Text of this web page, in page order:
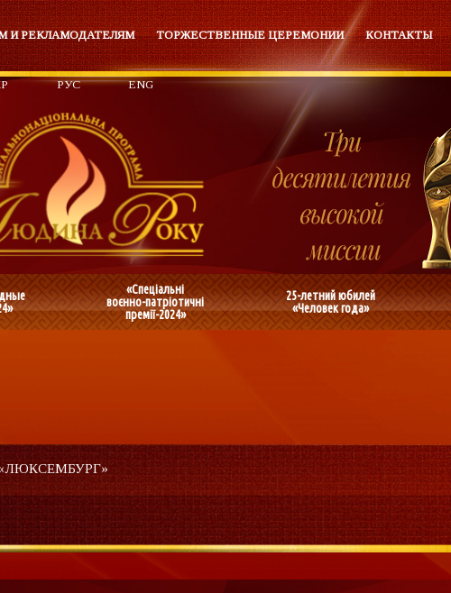
И РЕКЛАМОДАТЕЛЯМ ТОРЖЕСТВЕННЫЕ ЦЕРЕМОНИИ КОНТАКТЫ
РУС ENG
«Спеціальні
воєнно-патріотичні
премії-2024»
25-летний юбилей
«Человек года»